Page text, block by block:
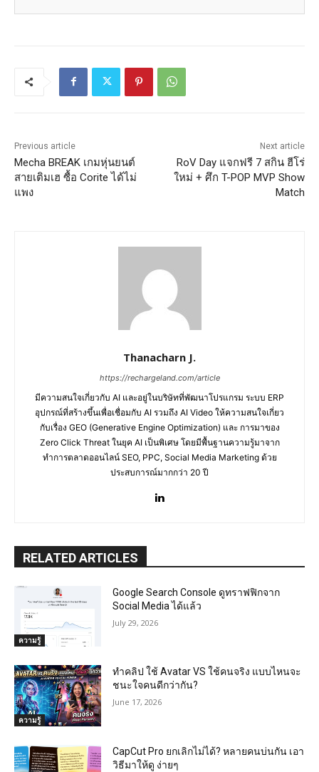
Previous article
Mecha BREAK เกมหุ่นยนต์
สายเติมเฮ ซื้อ Corite ได้ไม่
แพง
Next article
RoV Day แจกฟรี 7 สกิน ฮีโร่
ใหม่ + ศึก T-POP MVP Show
Match
Thanacharn J.
https://rechargeland.com/article
มีความสนใจเกี่ยวกับ AI และอยู่ในบริษัทที่พัฒนาโปรแกรม ระบบ ERP
อุปกรณ์ที่สร้างขึ้นเพื่อเชื่อมกับ AI รวมถึง AI Video ให้ความสนใจเกี่ยว
กับเรื่อง GEO (Generative Engine Optimization) และ การมาของ
Zero Click Threat ในยุค AI เป็นพิเศษ โดยมีพื้นฐานความรู้มาจาก
ทำการตลาดออนไลน์ SEO, PPC, Social Media Marketing ด้วย
ประสบการณ์มากกว่า 20 ปี
RELATED ARTICLES
ความรู้
Google Search Console ดูทราฟฟิกจาก
Social Media ได้แล้ว
July 29, 2026
ความรู้
ทำคลิป ใช้ Avatar VS ใช้คนจริง แบบไหนจะ
ชนะใจคนดีกว่ากัน?
June 17, 2026
CapCut Pro ยกเลิกไม่ได้? หลายคนบ่นกัน เอา
วิธีมาให้ดู ง่ายๆ